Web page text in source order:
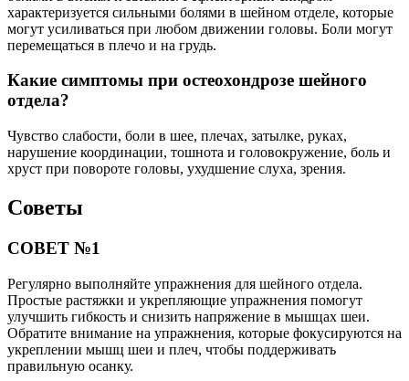
характеризуется сильными болями в шейном отделе, которые
могут усиливаться при любом движении головы. Боли могут
перемещаться в плечо и на грудь.
Какие симптомы при остеохондрозе шейного
отдела?
Чувство слабости, боли в шее, плечах, затылке, руках,
нарушение координации, тошнота и головокружение, боль и
хруст при повороте головы, ухудшение слуха, зрения.
Советы
СОВЕТ №1
Регулярно выполняйте упражнения для шейного отдела.
Простые растяжки и укрепляющие упражнения помогут
улучшить гибкость и снизить напряжение в мышцах шеи.
Обратите внимание на упражнения, которые фокусируются на
укреплении мышц шеи и плеч, чтобы поддерживать
правильную осанку.